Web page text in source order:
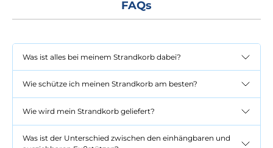
FAQs
Was ist alles bei meinem Strandkorb dabei?
Wie schütze ich meinen Strandkorb am besten?
Wie wird mein Strandkorb geliefert?
Was ist der Unterschied zwischen den einhängbaren und